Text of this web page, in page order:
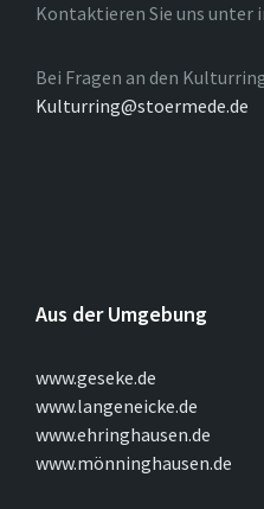
Kontaktieren Sie uns unter
Bei Fragen an den
Kulturring@stoermede.de
Aus der Umgebung
www.geseke.de
www.langeneicke.de
www.ehringhausen.de
www.mönninghausen.de